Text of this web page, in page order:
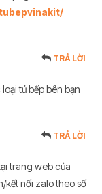
TRẢ LỜI
tủ bếp bên bạn
TRẢ LỜI
trang web của
kết nối zalo theo số